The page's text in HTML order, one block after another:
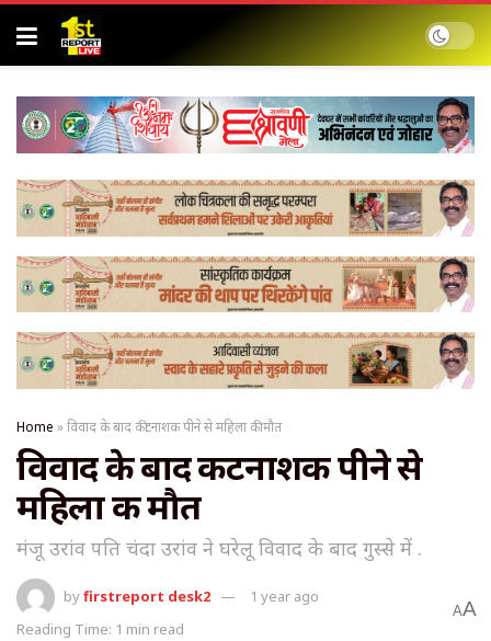
Home »विवाद के बाद कीटनाशक पीने से महिला की मौत
विवाद के बाद कीटनाशक पीने से
महिला की मौत
मंजू उरांव पति चंदा उरांव ने घरेलू विवाद के बाद गुस्से में .
byfirstreport desk2
1 year ago
Reading Time: 1 min read
AA